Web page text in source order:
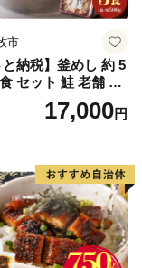
しておりませ
返礼品の変
。
市
と納税】釜めし 約 5
セット 鮭 老舗 急
ンチン 時短 簡単調
工品 海鮮 手作り
ルメ 愛知県 小牧市
17,000円